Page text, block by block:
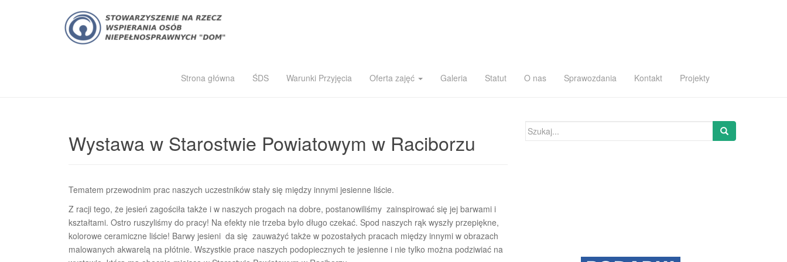
Strona główna ŚDS Warunki Przyjęcia Oferta zajęć Galeria Statut O nas Sprawozdania Kontakt Projekty
Wystawa w Starostwie Powiatowym w Raciborzu
Tematem przewodnim prac naszych uczestników stały się między innymi jesienne liście.
Z racji tego, że jesień zagościła także i w naszych progach na dobre, postanowiliśmy zainspirować się jej barwami i
kształtami. Ostro ruszyliśmy do pracy! Na efekty nie trzeba było długo czekać. Spod naszych rąk wyszły przepiękne,
kolorowe ceramiczne liście! Barwy jesieni da się zauważyć także w pozostałych pracach między innymi w obrazach
malowanych akwarelą na płótnie. Wszystkie prace naszych podopiecznych te jesienne i nie tylko można podziwiać na
Szukaj: